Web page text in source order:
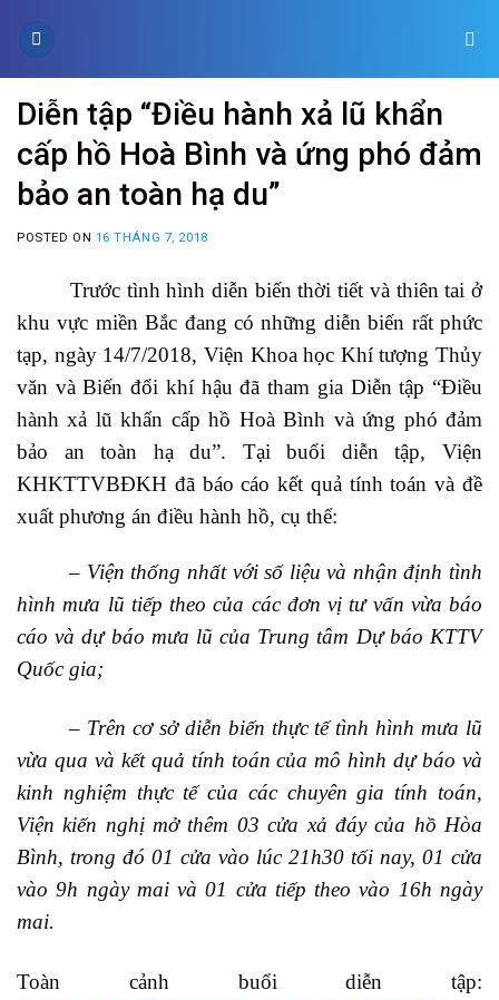
Diễn tập “Điều hành xả lũ khẩn
cấp hồ Hoà Bình và ứng phó đảm
bảo an toàn hạ du”
POSTED ON 16 THÁNG 7, 2018
Trước tình hình diễn biến thời tiết và thiên tai ở
khu vực miền Bắc đang có những diễn biến rất phức
tạp, ngày 14/7/2018, Viện Khoa học Khí tượng Thủy
văn và Biến đổi khí hậu đã tham gia Diễn tập “Điều
hành xả lũ khẩn cấp hồ Hoà Bình và ứng phó đảm
bảo an toàn hạ du”. Tại buổi diễn tập, Viện
KHKTTVBĐKH đã báo cáo kết quả tính toán và đề
xuất phương án điều hành hồ, cụ thể:
– Viện thống nhất vớisố liệuvà nhận định tình
hình mưa lũ tiếp theo của các đơn vị tư vấn vừa báo
cáo và dự báo mưa lũ của Trung tâm Dự báo KTTV
Quốc gia;
– Trên cơ sở diễn biến thực tế tình hình mưa lũ
vừa qua và kết quả tính toán của mô hình dự báo và
kinh nghiệm thực tế của các chuyên gia tính toán,
Viện kiến nghị mở thêm 03 cửa xả đáy của hồ Hòa
Bình, trong đó 01 cửa vào lúc 21h30 tối nay, 01 cửa
vào 9h ngày mai và 01 cửa tiếp theo vào 16h ngày
mai.
Toàn cảnh buổi diễn tập: